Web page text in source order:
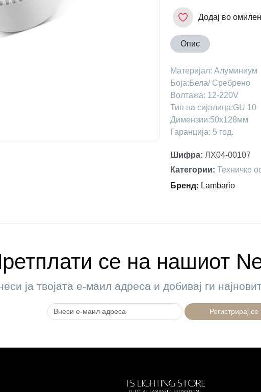
Додај во
Опис
Maтеријал: Алуминиум
Боја:Бела/ Сребрено
Волтажа: 12-220V
Тип на сијалица:GU 10
Димензии:50x128мм
Гаранција: 5 год.
Шифра: ЛХ04-00107
Категории: Техничко
Бренд: Lambario
се на нашиот
ја твојата е-маил адреса и добивај ги
Регистрирај се